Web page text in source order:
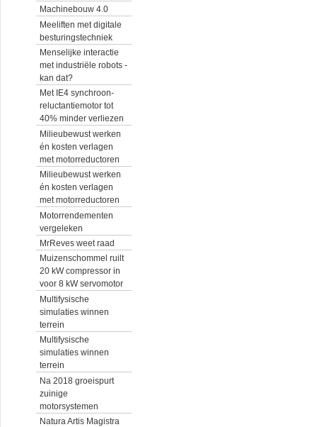
Machinebouw 4.0
Meeliften met digitale
besturingstechniek
Menselijke interactie
met industriële robots -
kan dat?
Met IE4 synchroon-
reluctantiemotor tot
40% minder verliezen
Milieubewust werken
én kosten verlagen
met motorreductoren
Milieubewust werken
én kosten verlagen
met motorreductoren
Motorrendementen
vergeleken
MrReves weet raad
Muizenschommel ruilt
20 kW compressor in
voor 8 kW servomotor
Multifysische
simulaties winnen
terrein
Multifysische
simulaties winnen
terrein
Na 2018 groeispurt
zuinige
motorsystemen
Natura Artis Magistra